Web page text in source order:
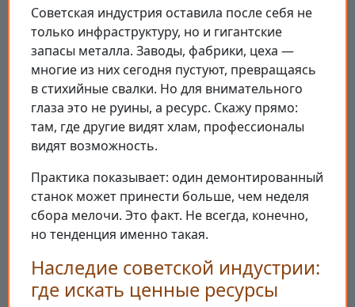
Советская индустрия оставила после себя не
только инфраструктуру, но и гигантские
запасы металла. Заводы, фабрики, цеха —
многие из них сегодня пустуют, превращаясь
в стихийные свалки. Но для внимательного
глаза это не руины, а ресурс. Скажу прямо:
там, где другие видят хлам, профессионалы
видят возможность.
Практика показывает: один демонтированный
станок может принести больше, чем неделя
сбора мелочи. Это факт. Не всегда, конечно,
но тенденция именно такая.
Наследие советской индустрии:
где искать ценные ресурсы